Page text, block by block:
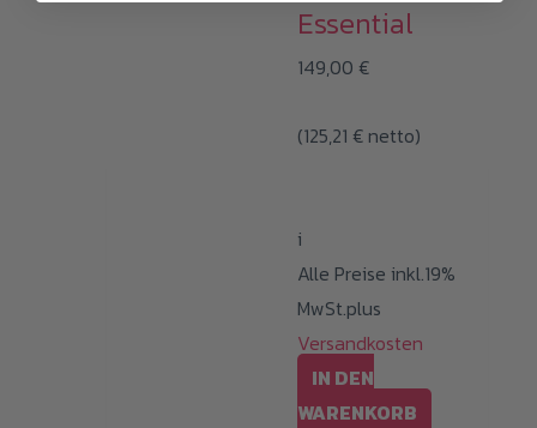
Essential
149,00 €
(125,21 € netto)
i
Alle Preise inkl.19%
MwSt.plus
Versandkosten
IN DEN
WARENKORB